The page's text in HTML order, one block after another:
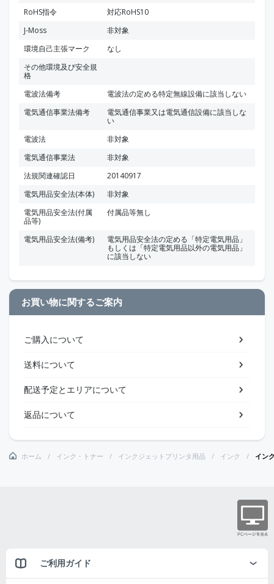
RoHS指令
対応RoHS10
J-Moss
非対象
環境自己主張マーク
なし
その他環境及び安全規
格
電波法備考
電波法の定める特定無線設備に該当しない
電気通信事業法備考
電気通信事業又は電気通信設備に該当しな
い
電波法
非対象
電気通信事業法
非対象
法規関連確認日
20140917
電気用品安全法(本体)
非対象
電気用品安全法(付属
品等)
付属品等無し
電気用品安全法(備考)
電気用品安全法の定める「特定電気用品」
もしくは「特定電気用品以外の電気用品」
に該当しない
お買い物に関するご案内
ご購入について
送料について
配送予定とエリアについて
返品について
ホーム インク・トナー インクジェットプリンタ用品 インク イン
ご利用ガイド